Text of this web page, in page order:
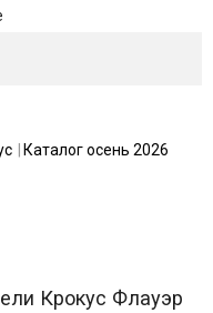
Каталог осень 2026
Крокус Флауэр